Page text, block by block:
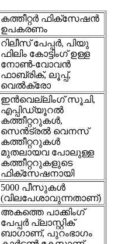
കത്തീറ്റർ ഫിക്സേഷൻ
ഉപകരണം
റിലീസ് പേപ്പർ, പിയു
ഫിലിം കോട്ടിംഗ് ഉള്ള
നോൺ-വോവൻ
ഫാബ്രിക്, ലൂപ്പ്,
വെൽക്രോ
ഇൻ‌വെല്ലിംഗ് സൂചി,
എപ്പിഡ്യൂറൽ
കത്തീറ്ററുകൾ,
സെൻട്രൽ വെനസ്
കത്തീറ്ററുകൾ
മുതലായവ പോലുള്ള
കത്തീറ്ററുകളുടെ
ഫിക്സേഷനായി
5000 പീസുകൾ
(വിലപേശാവുന്നതാണ്)
അകത്തെ പാക്കിംഗ്
പേപ്പർ പ്ലാസ്റ്റിക്
ബാഗാണ്, പുറംഭാഗം